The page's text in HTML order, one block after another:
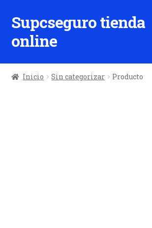
Ir
a
la
Ir
al
contenido
Supcseguro tienda
online
Inicio Sin categorizar Producto